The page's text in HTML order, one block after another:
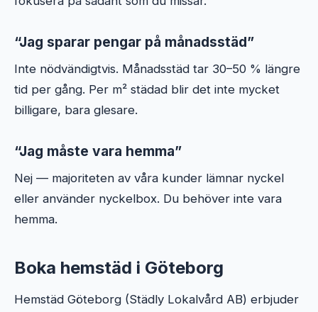
“Jag sparar pengar på månadsstäd”
Inte nödvändigtvis. Månadsstäd tar 30–50 % längre
tid per gång. Per m² städad blir det inte mycket
billigare, bara glesare.
“Jag måste vara hemma”
Nej — majoriteten av våra kunder lämnar nyckel
eller använder nyckelbox. Du behöver inte vara
hemma.
Boka hemstäd i Göteborg
Hemstäd Göteborg (Städly Lokalvård AB) erbjuder